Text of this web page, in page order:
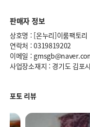
판매자 정보
상호명 : [온누리]이룸팩토리
연락처 : 0319819202
이메일 :
사업장소재지 : 경기도 김포
포토 리뷰